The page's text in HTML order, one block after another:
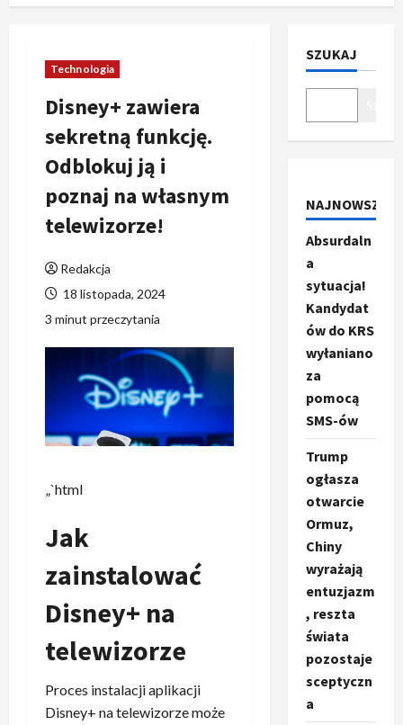
Technologia
Disney+ zawiera
sekretną funkcję.
Odblokuj ją i
poznaj na własnym
telewizorze!
Redakcja
18 listopada, 2024
3 minut przeczytania
„`html
Jak
zainstalować
Disney+ na
telewizorze
Proces instalacji aplikacji
Disney+ na telewizorze może
SZUKAJ
NAJNOWSZE
Absurdaln
a
sytuacja!
Kandydat
ów do KRS
wyłaniano
za
pomocą
SMS-ów
Trump
ogłasza
otwarcie
Ormuz,
Chiny
wyrażają
entuzjazm
, reszta
świata
pozostaje
sceptyczn
a